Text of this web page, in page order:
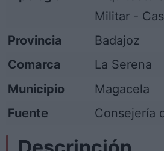
Militar -
Provincia
Badajoz
Comarca
La Serena
Municipio
Magacela
Fuente
Consejería